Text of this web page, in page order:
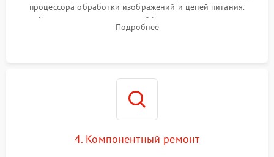
процессора обработки изображений и цепей питания.
Проверка целостности шлейфов, модуля памяти и
интерфейсов связи. Выявление сгоревших SMD-компонентов
Подробнее
4. Компонентный ремонт